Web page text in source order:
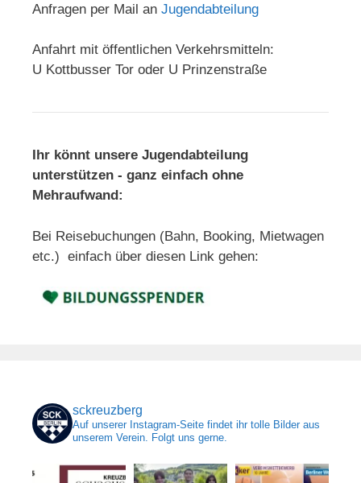
Anfragen per Mail an Jugendabteilung
Anfahrt mit öffentlichen Verkehrsmitteln:
U Kottbusser Tor oder U Prinzenstraße
Ihr könnt unsere Jugendabteilung
unterstützen - ganz einfach ohne
Mehraufwand:
Bei Reisebuchungen (Bahn, Booking, Mietwagen
etc.) einfach über diesen Link gehen:
sckreuzberg
Auf unserer Instagram-Seite findet ihr tolle Bilder aus
unserem Verein. Folgt uns gerne.